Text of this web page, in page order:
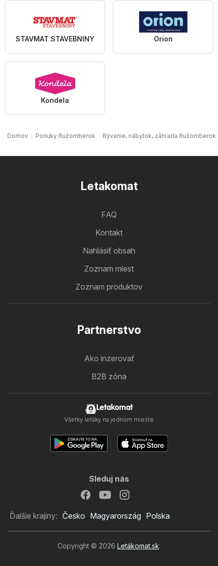
STAVMAT STAVEBNINY Orion
Kondela
Domov Ponuky Ružomberok Bývanie, nábytok, záhrada Ružomberok
Letakomat
FAQ
Kontakt
Nahlásiť obsah
Zoznam miest
Zoznam produktov
Partnerstvo
Ako inzerovať
B2B zóna
Letakomat
Všetky letáky na jednom mieste
Sleduj nás
Ďalšie krajiny: Česko Magyarország Polska
Copyright © 2026 Letákomat.sk.